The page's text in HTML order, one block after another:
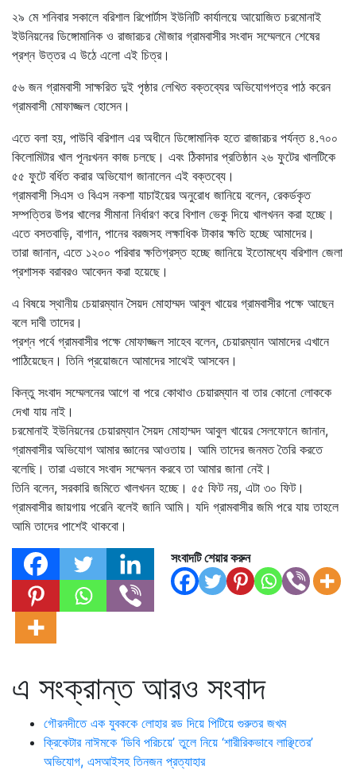
২৯ মে শনিবার সকালে বরিশাল রিপোর্টাস ইউনিটি কার্যালয়ে আয়োজিত চরমোনাই
ইউনিয়নের ডিঙ্গোমানিক ও রাজারচর মৌজার গ্রামবাসীর সংবাদ সম্মেলনে শেষের
প্রশ্ন উত্তর এ উঠে এলো এই চিত্র।
৫৬ জন গ্রামবাসী সাক্ষরিত দুই পৃষ্ঠার লেখিত বক্তব্যের অভিযোগপত্র পাঠ করেন
গ্রামবাসী মোফাজ্জল হোসেন।
এতে বলা হয়, পাউবি বরিশাল এর অধীনে ডিঙ্গোমানিক হতে রাজারচর পর্যন্ত ৪.৭০০
কিলোমিটার খাল পূনঃখনন কাজ চলছে। এবং ঠিকাদার প্রতিষ্ঠান ২৬ ফুটের খালটিকে
৫৫ ফুটে বর্ধিত করার অভিযোগ জানালেন এই বক্তব্যে।
গ্রামবাসী সিএস ও বিএস নকশা যাচাইয়ের অনুরোধ জানিয়ে বলেন, রেকর্ডকৃত
সম্পত্তির উপর খালের সীমানা নির্ধারণ করে বিশাল ভেকু দিয়ে খালখনন করা হচ্ছে।
এতে বসতবাড়ি, বাগান, পানের বরজসহ লক্ষাধিক টাকার ক্ষতি হচ্ছে আমাদের।
তারা জানান, এতে ১২০০ পরিবার ক্ষতিগ্রস্ত হচ্ছে জানিয়ে ইতোমধ্যে বরিশাল জেলা
প্রশাসক বরাবরও আবেদন করা হয়েছে।
এ বিষয়ে স্থানীয় চেয়ারম্যান সৈয়দ মোহাম্মদ আবুল খায়ের গ্রামবাসীর পক্ষে আছেন
বলে দাবী তাদের।
প্রশ্ন পর্বে গ্রামবাসীর পক্ষে মোফাজ্জল সাহেব বলেন, চেয়ারম্যান আমাদের এখানে
পাঠিয়েছেন। তিনি প্রয়োজনে আমাদের সাথেই আসবেন।
কিন্তু সংবাদ সম্মেলনের আগে বা পরে কোথাও চেয়ারম্যান বা তার কোনো লোককে
দেখা যায় নাই।
চরমোনাই ইউনিয়নের চেয়ারম্যান সৈয়দ মোহাম্মদ আবুল খায়ের সেলফোনে জানান,
গ্রামবাসীর অভিযোগ আমার জ্ঞানের আওতায়। আমি তাদের জনমত তৈরি করতে
বলেছি। তারা এভাবে সংবাদ সম্মেলন করবে তা আমার জানা নেই।
তিনি বলেন, সরকারি জমিতে খালখনন হচ্ছে। ৫৫ ফিট নয়, এটা ৩০ ফিট।
গ্রামবাসীর জায়গায় পরেনি বলেই জানি আমি। যদি গ্রামবাসীর জমি পরে যায় তাহলে
আমি তাদের পাশেই থাকবো।
সংবাদটি শেয়ার করুন
এ সংক্রান্ত আরও সংবাদ
গৌরনদীতে এক যুবককে লোহার রড দিয়ে পিটিয়ে গুরুতর জখম
ক্রিকেটার নাঈমকে ‘ডিবি পরিচয়ে’ তুলে নিয়ে ‘শারীরিকভাবে লাঞ্ছিতের’
অভিযোগ, এসআইসহ তিনজন প্রত্যাহার